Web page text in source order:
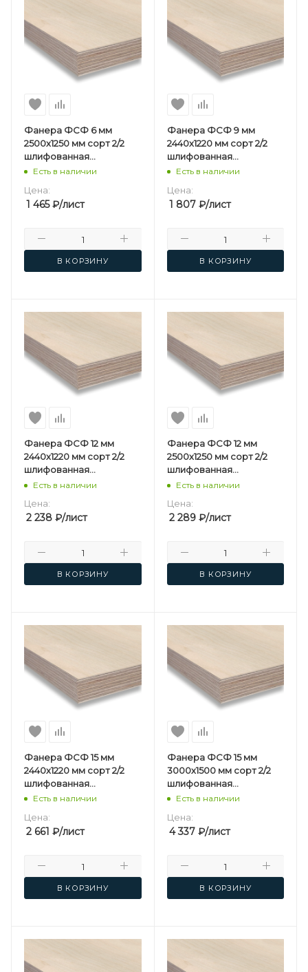
Фанера ФСФ 6 мм
2500х1250 мм сорт 2/2
шлифованная
березовая
Есть в наличии
Цена:
1 465₽/лист
В КОРЗИНУ
Фанера ФСФ 9 мм
2440х1220 мм сорт 2/2
шлифованная
березовая
Есть в наличии
Цена:
1 807₽/лист
В КОРЗИНУ
Фанера ФСФ 12 мм
2440х1220 мм сорт 2/2
шлифованная
березовая
Есть в наличии
Цена:
2 238 ₽/лист
В КОРЗИНУ
Фанера ФСФ 12 мм
2500х1250 мм сорт 2/2
шлифованная
березовая
Есть в наличии
Цена:
2 289₽/лист
В КОРЗИНУ
Фанера ФСФ 15 мм
2440х1220 мм сорт 2/2
шлифованная
березовая
Есть в наличии
Цена:
2 661 ₽/лист
В КОРЗИНУ
Фанера ФСФ 15 мм
3000х1500 мм сорт 2/2
шлифованная
березовая
Есть в наличии
Цена:
4 337₽/лист
В КОРЗИНУ